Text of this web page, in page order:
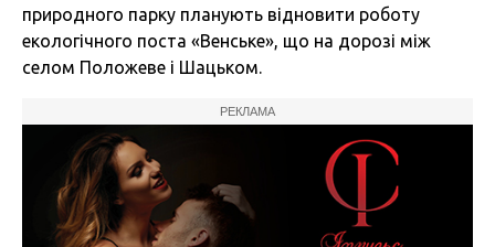
природного парку планують відновити роботу
екологічного поста «Венське», що на дорозі між
селом Положеве і Шацьком.
РЕКЛАМА